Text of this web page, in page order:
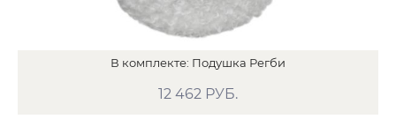
В комплекте: Подушка Регби
12 462 РУБ.